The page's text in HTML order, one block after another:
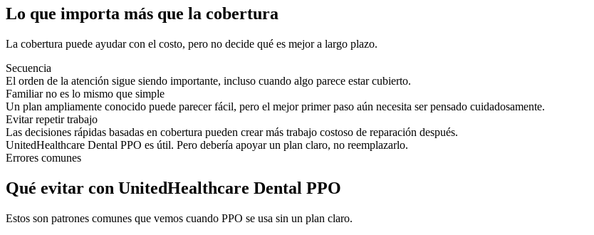
Lo que importa más que la cobertura
La cobertura puede ayudar con el costo, pero no decide qué es mejor a largo plazo.
Secuencia
El orden de la atención sigue siendo importante, incluso cuando algo parece estar cubierto.
Familiar no es lo mismo que simple
Un plan ampliamente conocido puede parecer fácil, pero el mejor primer paso aún necesita ser pensado cuidadosamente.
Evitar repetir trabajo
Las decisiones rápidas basadas en cobertura pueden crear más trabajo costoso de reparación después.
UnitedHealthcare Dental PPO es útil. Pero debería apoyar un plan claro, no reemplazarlo.
Errores comunes
Qué evitar con UnitedHealthcare Dental PPO
Estos son patrones comunes que vemos cuando PPO se usa sin un plan claro.